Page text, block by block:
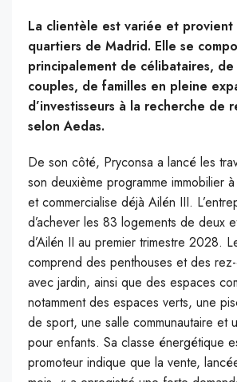
La clientèle est variée et provient
quartiers de Madrid. Elle se
principalement de célibataires, de
couples, de familles en pleine
d’investisseurs à la recherche de
selon Aedas.
De son côté, Pryconsa a lancé les
son deuxième programme immobilier
et commercialise déjà Ailén III.
d’achever les 83 logements de deux
d’Ailén II au premier trimestre 2028.
comprend des penthouses et des
avec jardin, ainsi que des espaces
notamment des espaces verts, une
de sport, une salle communautaire et
pour enfants. Sa classe énergétique
promoteur indique que la vente,